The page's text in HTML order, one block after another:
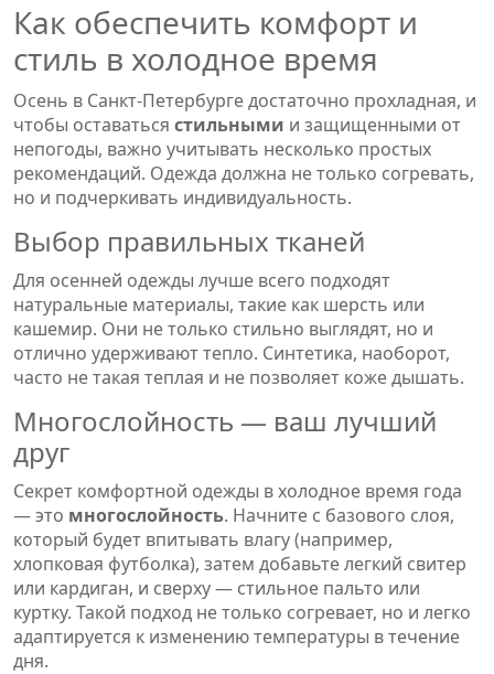
Как обеспечить комфорт и
стиль в холодное время
Осень в Санкт-Петербурге достаточно прохладная, и
чтобы оставаться стильными и защищенными от
непогоды, важно учитывать несколько простых
рекомендаций. Одежда должна не только согревать,
но и подчеркивать индивидуальность.
Выбор правильных тканей
Для осенней одежды лучше всего подходят
натуральные материалы, такие как шерсть или
кашемир. Они не только стильно выглядят, но и
отлично удерживают тепло. Синтетика, наоборот,
часто не такая теплая и не позволяет коже дышать.
Многослойность — ваш лучший
друг
Секрет комфортной одежды в холодное время года
— это многослойность. Начните с базового слоя,
который будет впитывать влагу (например,
хлопковая футболка), затем добавьте легкий свитер
или кардиган, и сверху — стильное пальто или
куртку. Такой подход не только согревает, но и легко
адаптируется к изменению температуры в течение
дня.